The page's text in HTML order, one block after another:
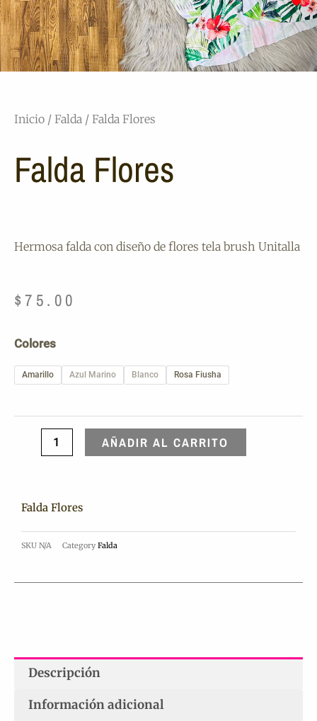
Inicio / Falda / Falda Flores
Falda Flores
Hermosa falda con diseño de flores tela brush Unitalla
$75.00
Colores
Amarillo Azul Marino Blanco Rosa Fiusha
Falda
cantidad
AÑADIR AL CARRITO
Falda Flores
SKU N/A Category Falda
Descripción
Información adicional